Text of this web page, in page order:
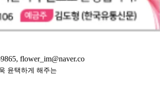
flower_im@naver.co
윤택하게 해주는